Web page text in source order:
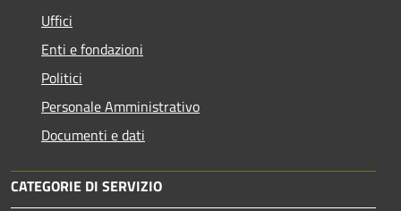
Uffici
Enti e fondazioni
Politici
Personale Amministrativo
Documenti e dati
CATEGORIE DI SERVIZIO